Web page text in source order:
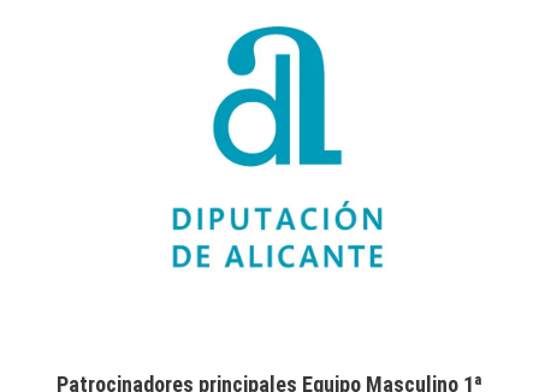
Patrocinadores principales Equipo Masculino 1ª